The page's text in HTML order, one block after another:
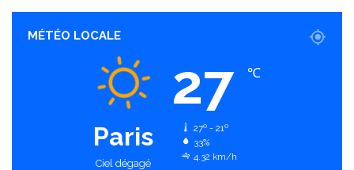
MÉTÉO LOCALE
Paris
Ciel dégagé
27 ℃
27º - 21º
33%
4.32 km/h